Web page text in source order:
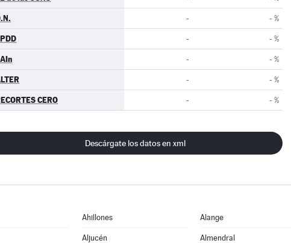
- - %
- - %
- - %
- - %
CERO - - %
Descárgate los datos en xml
Ahillones Alange
Aljucén Almendral